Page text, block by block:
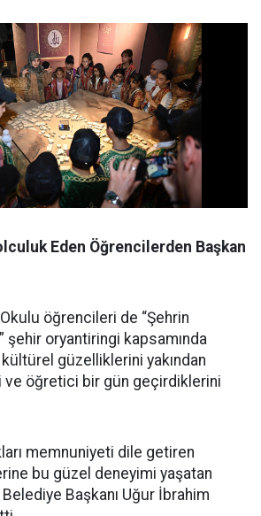
Eden Öğrencilerden Başkan
öğrencileri de “Şehrin
şehir oryantiringi kapsamında
kültürel güzelliklerini yakından
ve öğretici bir gün geçirdiklerini
memnuniyeti dile getiren
bu güzel deneyimi yaşatan
Başkanı Uğur İbrahim